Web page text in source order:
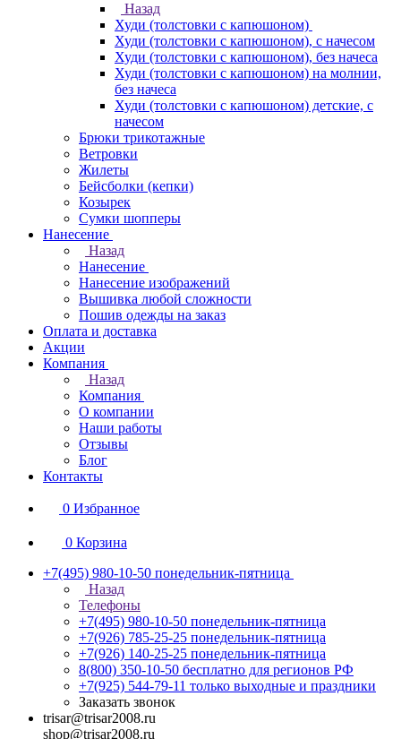
Назад
Худи (толстовки с капюшоном)
Худи (толстовки c капюшоном), с начесом
Худи (толстовки c капюшоном), без начеса
Худи (толстовки с капюшоном) на молнии,
без начеса
Худи (толстовки c капюшоном) детские, с
начесом
Брюки трикотажные
Ветровки
Жилеты
Бейсболки (кепки)
Козырек
Сумки шопперы
Нанесение
Назад
Нанесение
Нанесение изображений
Вышивка любой сложности
Пошив одежды на заказ
Оплата и доставка
Акции
Компания
Назад
Компания
О компании
Наши работы
Отзывы
Блог
Контакты
0 Избранное
0 Корзина
+7(495) 980-10-50 понедельник-пятница
Назад
Телефоны
+7(495) 980-10-50 понедельник-пятница
+7(926) 785-25-25 понедельник-пятница
+7(926) 140-25-25 понедельник-пятница
8(800) 350-10-50 бесплатно для регионов РФ
+7(925) 544-79-11 только выходные и праздники
Заказать звонок
trisar@trisar2008.ru
shop@trisar2008.ru